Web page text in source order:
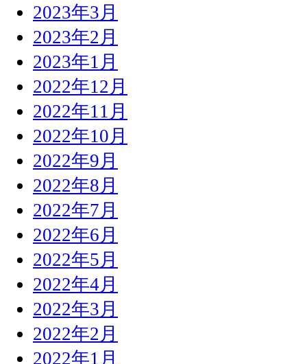
2023年3月
2023年2月
2023年1月
2022年12月
2022年11月
2022年10月
2022年9月
2022年8月
2022年7月
2022年6月
2022年5月
2022年4月
2022年3月
2022年2月
2022年1月